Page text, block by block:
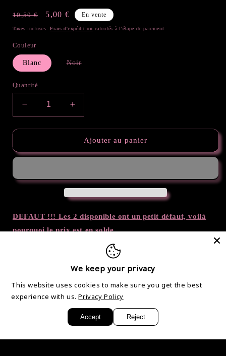
Prix
habituel
10,50 €
Prix
promotionnel
5,00 € En vente
Taxes incluses.Frais d'expédition calculés à l'étape de paiement.
Couleur
Blanc NoirVariante
Quantité
Réduire
la
quantité
Brûleur
Augmenter
la
quantité
Brûleur
Ajouter au panier
DEFAUT !!! Les 2 disponible ont un petit défaut, voilà
pourquoi le prix est en solde.
Au lieu de 10,50 ils sont à 5,00
Composition:Céramique
Utilisable avec:Eau et huiles, tartelettes de cire,
fondants de cire ou granules.
Dimensions:
Hauteur 10.5cm Diamètre 8cm
We keep your privacy
This website uses cookies to make sure you get the best
experience with us. Privacy Policy
Accept Reject